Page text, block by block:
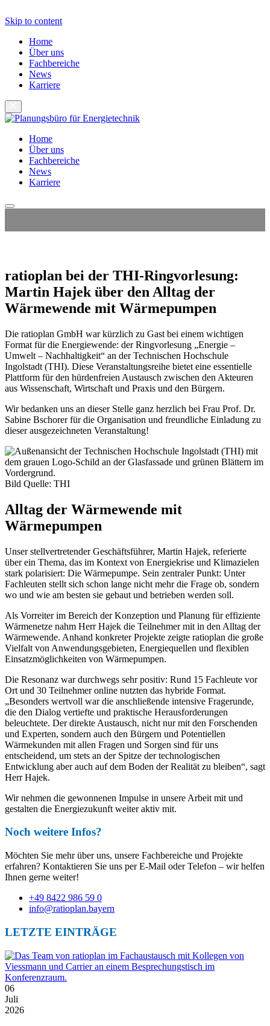
Skip to content
Home
Über uns
Fachbereiche
News
Karriere
Home
Über uns
Fachbereiche
News
Karriere
ratioplan bei der THI-Ringvorlesung:
Martin Hajek über den Alltag der
Wärmewende mit Wärmepumpen
Die ratioplan GmbH war kürzlich zu Gast bei einem wichtigen
Format für die Energiewende: der Ringvorlesung „Energie –
Umwelt – Nachhaltigkeit“ an der Technischen Hochschule
Ingolstadt (THI). Diese Veranstaltungsreihe bietet eine essentielle
Plattform für den hürdenfreien Austausch zwischen den Akteuren
aus Wissenschaft, Wirtschaft und Praxis und den Bürgern.
Wir bedanken uns an dieser Stelle ganz herzlich bei Frau Prof. Dr.
Sabine Bschorer für die Organisation und freundliche Einladung zu
dieser ausgezeichneten Veranstaltung!
Bild Quelle: THI
Alltag der Wärmewende mit
Wärmepumpen
Unser stellvertretender Geschäftsführer, Martin Hajek, referierte
über ein Thema, das im Kontext von Energiekrise und Klimazielen
stark polarisiert: Die Wärmepumpe. Sein zentraler Punkt: Unter
Fachleuten stellt sich schon lange nicht mehr die Frage ob, sondern
wo und wie am besten sie gebaut und betrieben werden soll.
Als Vorreiter im Bereich der Konzeption und Planung für effiziente
Wärmenetze nahm Herr Hajek die Teilnehmer mit in den Alltag der
Wärmewende. Anhand konkreter Projekte zeigte ratioplan die große
Vielfalt von Anwendungsgebieten, Energiequellen und flexiblen
Einsatzmöglichkeiten von Wärmepumpen.
Die Resonanz war durchwegs sehr positiv: Rund 15 Fachleute vor
Ort und 30 Teilnehmer online nutzten das hybride Format.
„Besonders wertvoll war die anschließende intensive Fragerunde,
die den Dialog vertiefte und praktische Herausforderungen
beleuchtete. Der direkte Austausch, nicht nur mit den Forschenden
und Experten, sondern auch den Bürgern und Potentiellen
Wärmekunden mit allen Fragen und Sorgen sind für uns
entscheidend, um stets an der Spitze der technologischen
Entwicklung aber auch auf dem Boden der Realität zu bleiben“, sagt
Herr Hajek.
Wir nehmen die gewonnenen Impulse in unsere Arbeit mit und
gestalten die Energiezukunft weiter aktiv mit.
Noch weitere Infos?
Möchten Sie mehr über uns, unsere Fachbereiche und Projekte
erfahren? Kontaktieren Sie uns per E-Mail oder Telefon – wir helfen
Ihnen gerne weiter!
+49 8422 986 59 0
info@ratioplan.bayern
LETZTE EINTRÄGE
06
Juli
2026